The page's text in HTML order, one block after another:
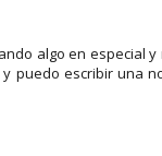
algo en especial y
puedo escribir una